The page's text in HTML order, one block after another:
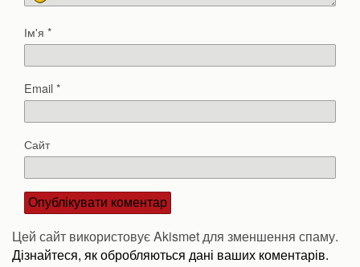
Ім'я *
Email*
Сайт
Цей сайт використовує Akismet для зменшення спаму.
Дізнайтеся, як обробляються дані ваших коментарів.